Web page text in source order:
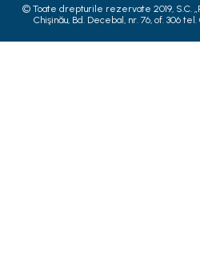
© Toate drepturile rezervate 2019, S.C.
Chişinău, Bd. Decebal, nr. 76, of. 306